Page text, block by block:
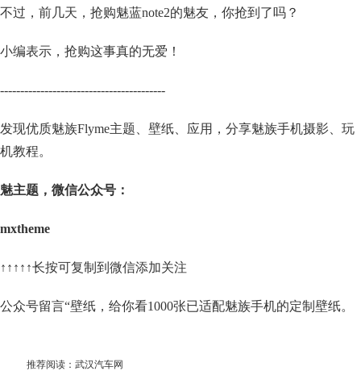
不过，前几天，抢购魅蓝note2的魅友，你抢到了吗？
小编表示，抢购这事真的无爱！
-----------------------------------------
发现优质魅族Flyme主题、壁纸、应用，分享魅族手机摄影、玩
机教程。
魅主题，微信公众号：
mxtheme
↑↑↑↑↑长按可复制到微信添加关注
公众号留言“壁纸，给你看1000张已适配魅族手机的定制壁纸。
推荐阅读： 武汉汽车网